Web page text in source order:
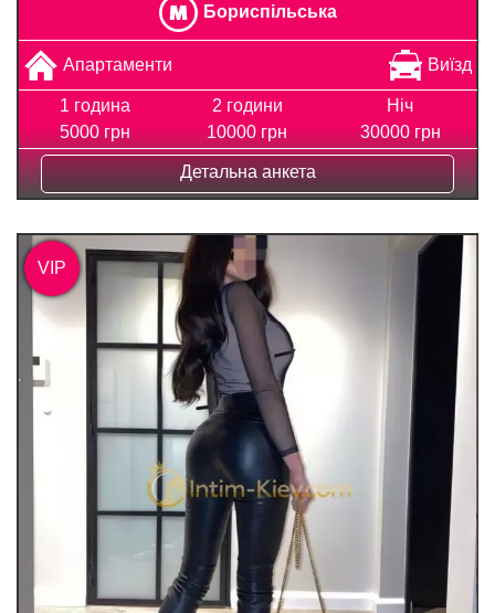
Бориспільська
Апартаменти Виїзд
1 година
5000 грн
2 години
10000 грн
Ніч
30000 грн
Детальна анкета
VIP